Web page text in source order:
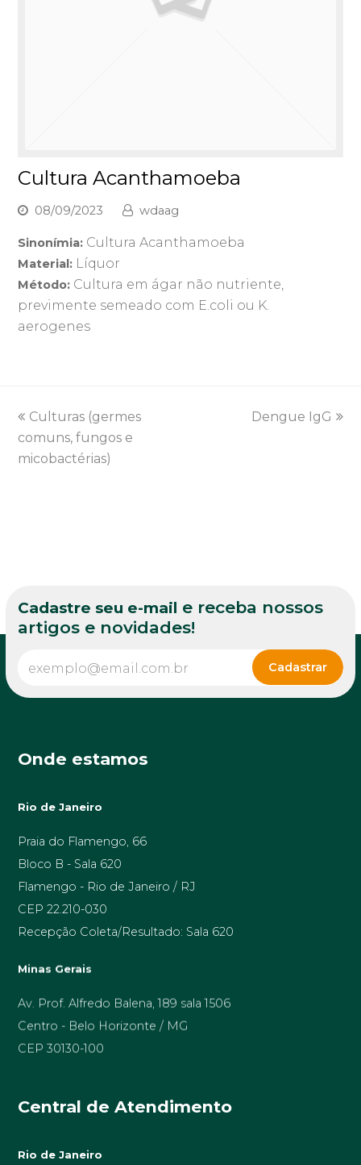
Cultura Acanthamoeba
08/09/2023 wdaag
Sinonímia: Cultura Acanthamoeba
Material: Líquor
Método: Cultura em ágar não nutriente,
previmente semeado com E.coli ou K.
aerogenes
previous
post:
Culturas (germes
comuns, fungos e
micobactérias)
next
Dengue IgG
Cadastre seu e-mail e receba nossos
artigos e novidades!
Onde estamos
Rio de Janeiro
Praia do Flamengo, 66
Bloco B - Sala 620
Flamengo - Rio de Janeiro / RJ
CEP 22.210-030
Recepção Coleta/Resultado: Sala 620
Minas Gerais
Av. Prof. Alfredo Balena, 189 sala 1506
Centro - Belo Horizonte / MG
CEP 30130-100
Central de Atendimento
Rio de Janeiro